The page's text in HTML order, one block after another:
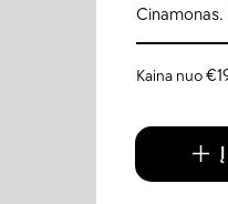
Cinamonas.
Kaina nuo€